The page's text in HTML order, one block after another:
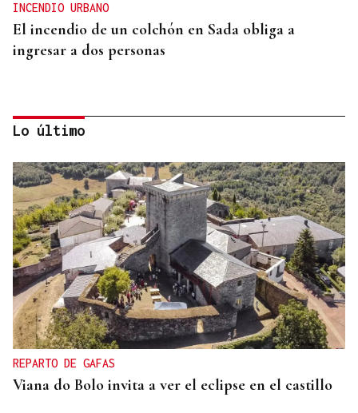
INCENDIO URBANO
El incendio de un colchón en Sada obliga a
ingresar a dos personas
CUIDAR LOS ECOSISTEMAS COSTEROS
Las claves para reducir los residuos y mantener las
playas limpias este verano
Lo último
REPARTO DE GAFAS
Viana do Bolo invita a ver el eclipse en el castillo